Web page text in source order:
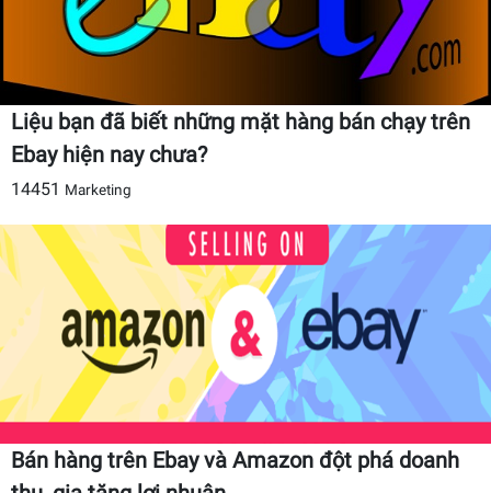
Liệu bạn đã biết những mặt hàng bán chạy trên
Ebay hiện nay chưa?
14451 Marketing
Bán hàng trên Ebay và Amazon đột phá doanh